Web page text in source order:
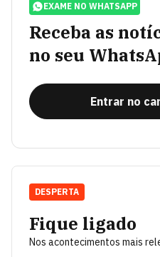
EXAME NO WHATSAPP
Receba as
no seu
Entrar no
Fique ligado
Nos acontecimentos mais
DESPERTA